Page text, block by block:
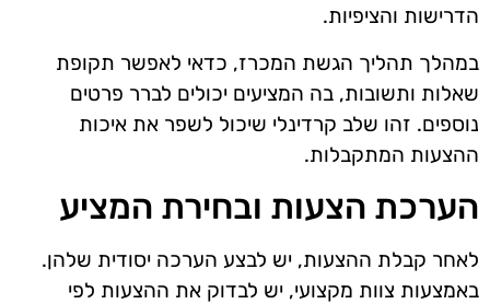
הדרישות והציפיות.
במהלך תהליך הגשת המכרז, כדאי לאפשר תקופת
שאלות ותשובות, בה המציעים יכולים לברר פרטים
נוספים. זהו שלב קרדינלי שיכול לשפר את איכות
ההצעות המתקבלות.
הערכת הצעות ובחירת המציע
לאחר קבלת ההצעות, יש לבצע הערכה יסודית שלהן.
באמצעות צוות מקצועי, יש לבדוק את ההצעות לפי